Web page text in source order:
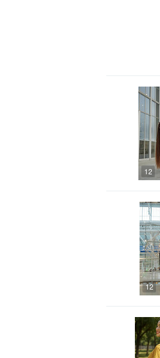
12
12